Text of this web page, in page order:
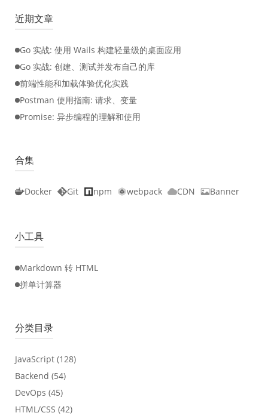
近期文章
Go 实战: 使用 Wails 构建轻量级的桌面应用
Go 实战: 创建、测试并发布自己的库
前端性能和加载体验优化实践
Postman 使用指南: 请求、变量
Promise: 异步编程的理解和使用
合集
Docker Git npm webpack CDN Banner
小工具
Markdown 转 HTML
拼单计算器
分类目录
JavaScript (128)
Backend (54)
DevOps (45)
HTML/CSS (42)